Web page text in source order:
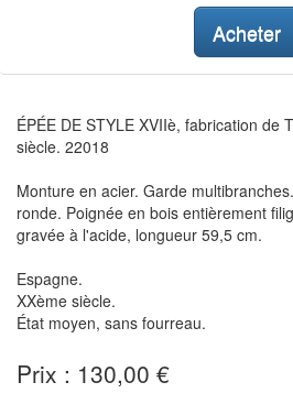
Acheter
ÉPÉE DE STYLE XVIIè, fabrication de
siècle. 22018
Monture en acier. Garde
ronde. Poignée en bois entièrement
gravée à l'acide, longueur 59,5 cm.
Espagne.
XXème siècle.
État moyen, sans fourreau.
Prix : 130,00 €